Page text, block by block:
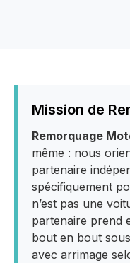
Mission de
Remorquage
même : nous
partenaire
spécifiquement
n’est pas une
partenaire prend
bout en bout
avec arrimage